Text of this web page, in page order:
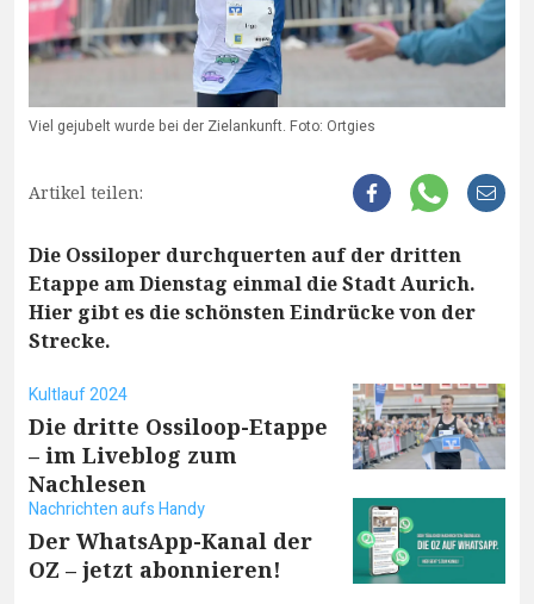
Viel gejubelt wurde bei der Zielankunft. Foto: Ortgies
Artikel teilen:
Die Ossiloper durchquerten auf der dritten
Etappe am Dienstag einmal die Stadt Aurich.
Hier gibt es die schönsten Eindrücke von der
Strecke.
Kultlauf 2024
Die dritte Ossiloop-Etappe
– im Liveblog zum
Nachlesen
Nachrichten aufs Handy
Der WhatsApp-Kanal der
OZ – jetzt abonnieren!